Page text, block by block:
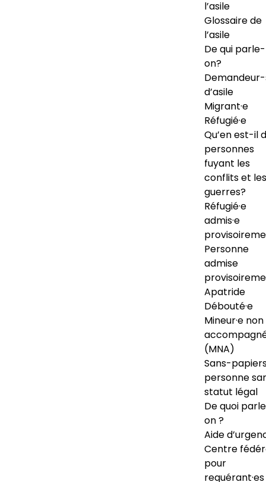
l’asile
Glossaire de
l’asile
De qui
on?
d’asile
Migrant·e
Réfugié·e
Qu’en est-il
personnes
fuyant les
conflits et les
guerres?
Réfugié·e
admis·e
Personne
admise
Apatride
Débouté·e
Mineur·e non
(MNA)
Sans-
personne
statut légal
De quoi
on ?
Aide
Centre
pour
requérant·es